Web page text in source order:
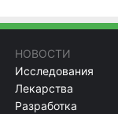
НОВОСТИ
Исследования
Лекарства
Разработка